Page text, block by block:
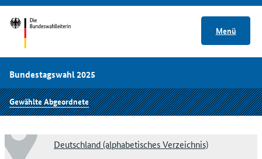
Menü
Bundestagswahl 2025
Gewählte Abgeordnete
Deutschland (alphabetisches Verzeichnis)